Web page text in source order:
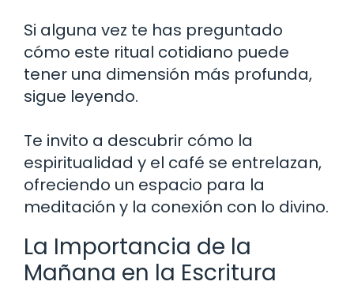
Si alguna vez te has preguntado
cómo este ritual cotidiano puede
tener una dimensión más profunda,
sigue leyendo.
Te invito a descubrir cómo la
espiritualidad y el café se entrelazan,
ofreciendo un espacio para la
meditación y la conexión con lo divino.
La Importancia de la
Mañana en la Escritura